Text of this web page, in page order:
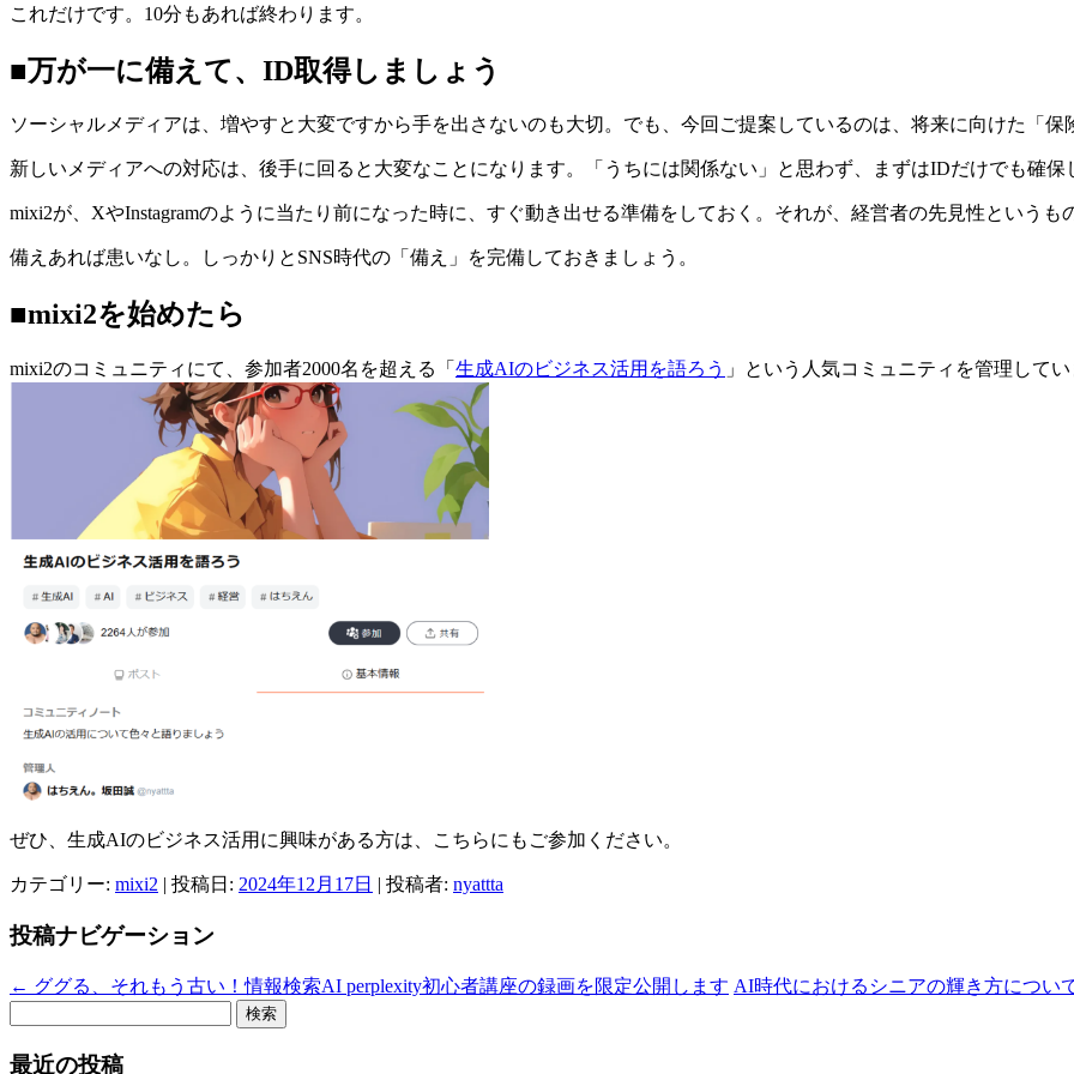
これだけです。10分もあれば終わります。
■万が一に備えて、ID取得しましょう
ソーシャルメディアは、増やすと大変ですから手を出さないのも大切。でも、今回ご提案しているのは、将来に向けた「保
新しいメディアへの対応は、後手に回ると大変なことになります。「うちには関係ない」と思わず、まずはIDだけでも確保
mixi2が、XやInstagramのように当たり前になった時に、すぐ動き出せる準備をしておく。それが、経営者の先見性というも
備えあれば患いなし。しっかりとSNS時代の「備え」を完備しておきましょう。
■mixi2を始めたら
mixi2のコミュニティにて、参加者2000名を超える「 生成AIのビジネス活用を語ろう 」という人気コミュニティを管理してい
ぜひ、生成AIのビジネス活用に興味がある方は、こちらにもご参加ください。
カテゴリー: mixi2 | 投稿日: 2024年12月17日 | 投稿者: nyattta
投稿ナビゲーション
← ググる、それもう古い！情報検索AI perplexity初心者講座の録画を限定公開します AI時代におけるシニアの輝き方につい
最近の投稿